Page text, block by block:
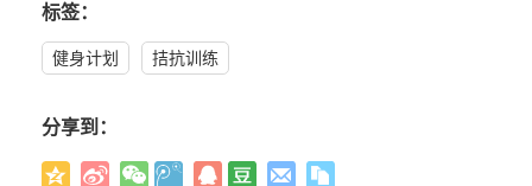
标签：
健身计划 拮抗训练
分享到：